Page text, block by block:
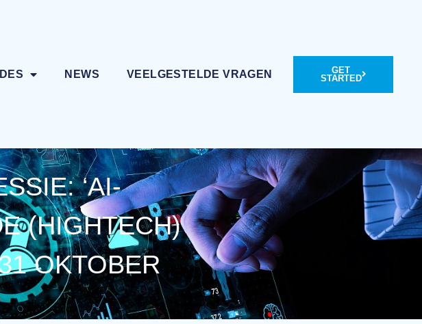
NEWS VEELGESTELDE VRAGEN
GET
STARTED
‘AI-
(HIGHTECH)
OKTOBER